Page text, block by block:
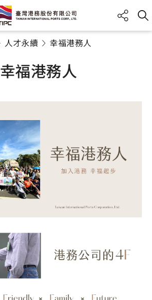
人才永續 幸福港務人
幸福港務人